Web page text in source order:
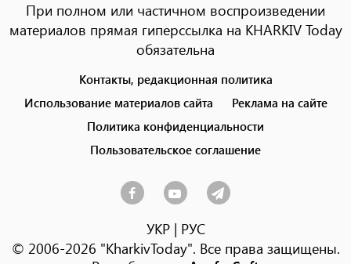
При полном или частичном воспроизведении
материалов прямая гиперссылка на KHARKIV Today
обязательна
menu
Контакты, редакционная политика
Использование материалов сайта
Реклама на сайте
Политика конфиденциальности
Пользовательское соглашение
УКР| РУС
© 2006-2026 "KharkivToday". Все права защищены.